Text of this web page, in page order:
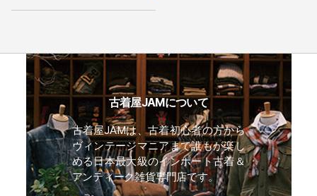
古着屋JAMについて
古着屋JAMは、古着初心者の方から
ヴィンテージマニアまで誰もが楽し
める日本最大級のインポート古着＆
アンティーク雑貨専門店です。